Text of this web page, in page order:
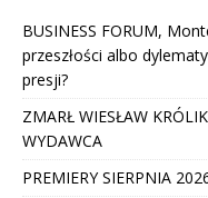
BUSINESS FORUM,
przeszłości albo
presji?
ZMARŁ WIESŁAW
WYDAWCA
PREMIERY SIERPNIA